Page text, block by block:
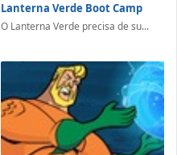
Lanterna Verde Boot Camp
O Lanterna Verde precisa de su...